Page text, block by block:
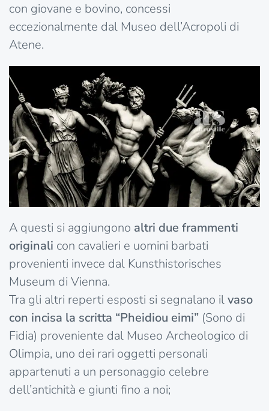
con giovane e bovino, concessi
eccezionalmente dal Museo dell’Acropoli di
Atene.
A questi si aggiungono altri due frammenti
originali con cavalieri e uomini barbati
provenienti invece dal Kunsthistorisches
Museum di Vienna.
Tra gli altri reperti esposti si segnalano ilvaso
con incisa la scritta “Pheidiou eimi” (Sono di
Fidia) proveniente dal Museo Archeologico di
Olimpia, uno dei rari oggetti personali
appartenuti a un personaggio celebre
dell’antichità e giunti fino a noi;